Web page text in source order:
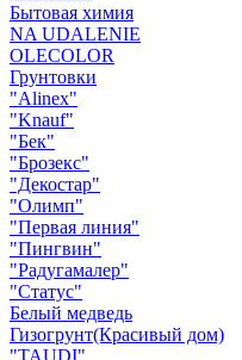
Бытовая химия
NA UDALENIE
OLECOLOR
Грунтовки
"Alinex"
"Knauf"
"Бек"
"Брозекс"
"Декостар"
"Олимп"
"Первая линия"
"Пингвин"
"Радугамалер"
"Статус"
Белый медведь
Гизогрунт(Красивый дом)
"TAUDI"